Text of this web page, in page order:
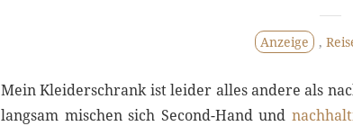
Anzeige ,
Mein Kleiderschrank ist leider alles andere als
langsam mischen sich Second-Hand und